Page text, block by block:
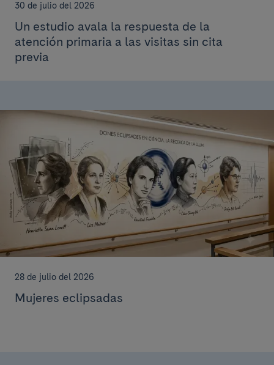
30 de julio del 2026
Un estudio avala la respuesta de la
atención primaria a las visitas sin cita
previa
28 de julio del 2026
Mujeres eclipsadas